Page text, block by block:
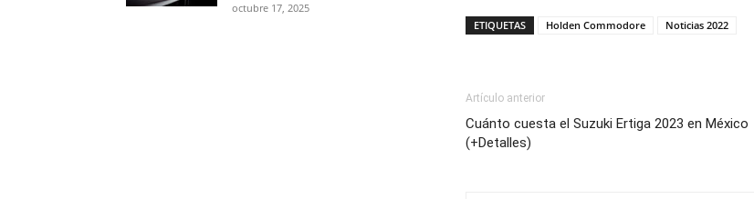
ETIQUETAS Holden Commodore Noticias 2022
Artículo anterior
Cuánto cuesta el Suzuki Ertiga 2023 en México
(+Detalles)
octubre 17, 2025